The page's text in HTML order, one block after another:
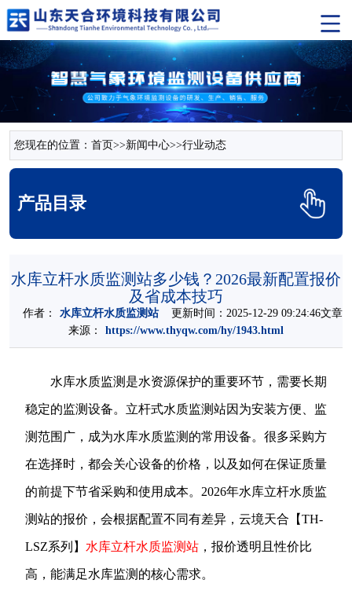
您现在的位置： 首页>>新闻中心>>行业动态
产品目录
水库立杆水质监测站多少钱？2026最新配置报价
及省成本技巧
作者： 水库立杆水质监测站更新时间：2025-12-29 09:24:46文章
来源：
https://www.thyqw.com/hy/1943.html
水库水质监测是水资源保护的重要环节，需要长期
稳定的监测设备。立杆式水质监测站因为安装方便、监
测范围广，成为水库水质监测的常用设备。很多采购方
在选择时，都会关心设备的价格，以及如何在保证质量
的前提下节省采购和使用成本。2026年水库立杆水质监
测站的报价，会根据配置不同有差异，云境天合【TH-
LSZ系列】 水库立杆水质监测站 ，报价透明且性价比
高，能满足水库监测的核心需求。